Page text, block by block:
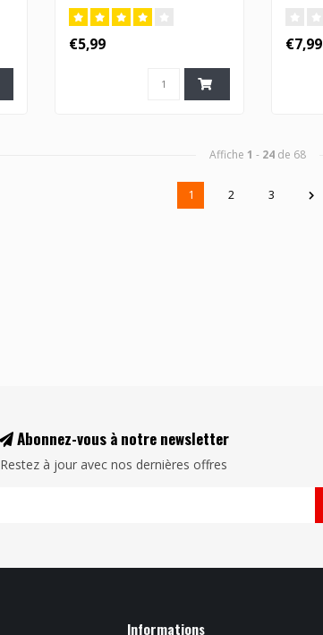
€5,99 €7,99
Affiche 1 - 24 de 68
1 2 3
Abonnez-vous à notre newsletter
Restez à jour avec nos dernières offres
Informations